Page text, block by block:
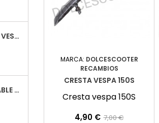
CABLE CAMBIO VESPA
PRISIONERO CABLE CAMBIO VESPA
MARCA: DOLCESCOOTER
RECAMBIOS
CRESTA VESPA 150S
Cresta vespa 150S
Precio
4,90 € Precio
7,00 €